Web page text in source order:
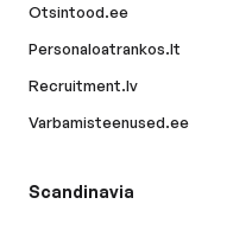
Otsintood.ee
Personaloatrankos.lt
Recruitment.lv
Varbamisteenused.ee
Scandinavia